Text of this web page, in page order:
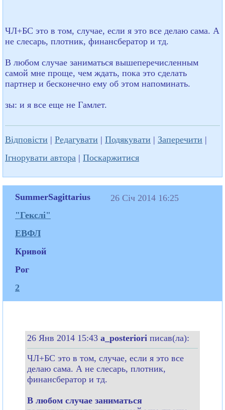
ЧЛ+БС это в том, случае, если я это все делаю сама. А
не слесарь, плотник, финансбератор и тд.
В любом случае заниматься вышеперечисленным
самой мне проще, чем ждать, пока это сделать
партнер и бесконечно ему об этом напоминать.
зы: и я все еще не Гамлет.
Відповісти | Редагувати | Подякувати | Заперечити |
Ігнорувати автора | Поскаржитися
SummerSagittarius
"Гекслі"
ЕВФЛ
Кривой
Рог
2
26 Січ 2014 16:25
26 Янв 2014 15:43 a_posteriori писав(ла):
ЧЛ+БС это в том, случае, если я это все
делаю сама. А не слесарь, плотник,
финансбератор и тд.
В любом случае заниматься